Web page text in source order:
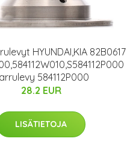
HYUNDAI,KIA 82B0617
584112P000
28.2 EUR
LISÄTIETOJA